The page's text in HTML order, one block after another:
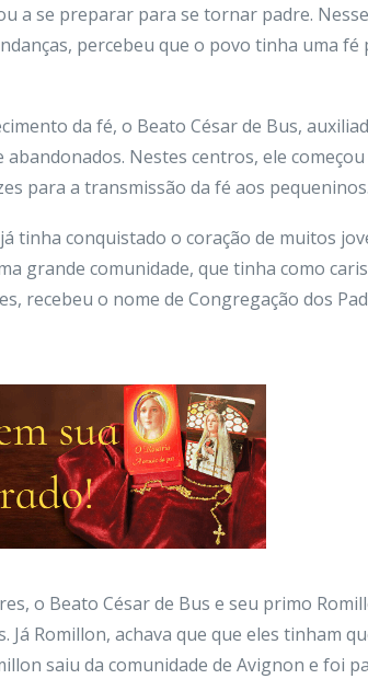
a se preparar para se tornar padre.
percebeu que o povo tinha uma
da fé, o Beato César de Bus,
Nestes centros, ele
para a transmissão da fé aos
tinha conquistado o coração de muitos
grande comunidade, que tinha como
recebeu o nome de Congregação dos
o Beato César de Bus e seu primo
Romillon, achava que que eles tinham
saiu da comunidade de Avignon e foi